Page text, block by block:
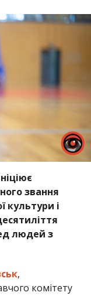
звання
культури і
людей з
,
комітету